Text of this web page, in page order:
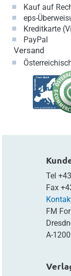
Kauf auf
eps-
Kreditkarte
PayPal
Versand
Tel
Fax
FM
A-